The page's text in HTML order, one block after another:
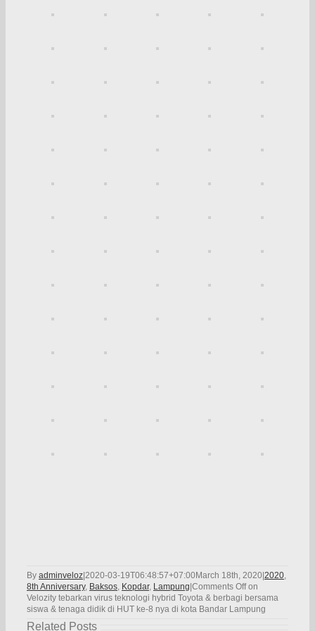
By adminveloz 2020-03-19T06:48:57+07:00 March 18th, 2020 2020,
8th Anniversary, Baksos, Kopdar, Lampung Comments Offon
Velozity tebarkan virus teknologi hybrid Toyota & berbagi bersama
siswa & tenaga didik di HUT ke-8 nya di kota Bandar Lampung
Related Posts